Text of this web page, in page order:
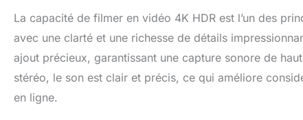
La capacité de filmer en vidéo 4K HDR est l’un des
avec une clarté et une richesse de détails
ajout précieux, garantissant une capture sonore de
stéréo, le son est clair et précis, ce qui améliore
en ligne.